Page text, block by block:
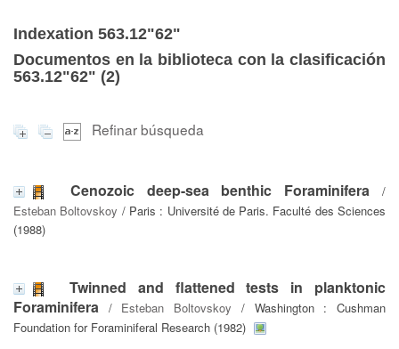
Indexation 563.12"62"
Documentos en la biblioteca con la clasificación
563.12"62" (2)
Refinar búsqueda
Cenozoic deep-sea benthic Foraminifera /
Esteban Boltovskoy / Paris : Université de Paris. Faculté des Sciences
(1988)
Twinned and flattened tests in planktonic
Foraminifera / Esteban Boltovskoy / Washington : Cushman
Foundation for Foraminiferal Research (1982)